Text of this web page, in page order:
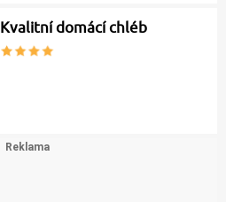
Kvalitní domácí chléb